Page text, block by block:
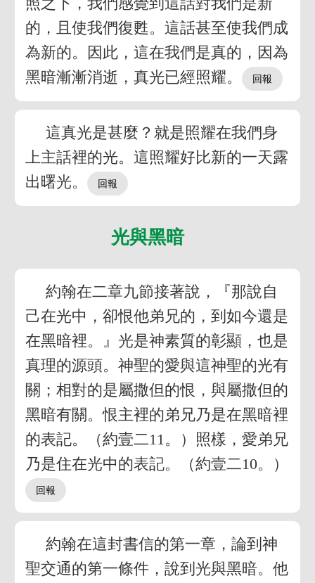
的，且使我們復甦。這話甚至使我們成
為新的。因此，這在我們是真的，因為
黑暗漸漸消逝，真光已經照耀。
這真光是甚麼？就是照耀在我們身
上主話裡的光。這照耀好比新的一天露
出曙光。
光與黑暗
約翰在二章九節接著說，『那說自
己在光中，卻恨他弟兄的，到如今還是
在黑暗裡。』光是神素質的彰顯，也是
真理的源頭。神聖的愛與這神聖的光有
關；相對的是屬撒但的恨，與屬撒但的
黑暗有關。恨主裡的弟兄乃是在黑暗裡
的表記。（約壹二11。）照樣，愛弟兄
乃是住在光中的表記。（約壹二10。）
約翰在這封書信的第一章，論到神
聖交通的第一條件，說到光與黑暗。他